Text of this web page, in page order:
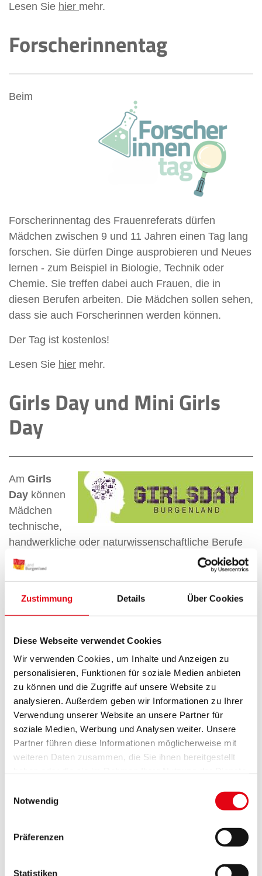
Zustimmung Details Über Cookies
Diese Webseite verwendet Cookies
Wir verwenden Cookies, um Inhalte und Anzeigen zu
personalisieren, Funktionen für soziale Medien anbieten
zu können und die Zugriffe auf unsere Website zu
analysieren. Außerdem geben wir Informationen zu Ihrer
Verwendung unserer Website an unsere Partner für
soziale Medien, Werbung und Analysen weiter. Unsere
Partner führen diese Informationen möglicherweise mit
weiteren Daten zusammen, die Sie ihnen bereitgestellt
Notwendig
Präferenzen
Statistiken
Lesen Sie hier mehr.
Forscherinnentag
Beim
Forscherinnentag des Frauenreferats dürfen
Mädchen zwischen 9 und 11 Jahren einen Tag lang
forschen. Sie dürfen Dinge ausprobieren und Neues
lernen - zum Beispiel in Biologie, Technik oder
Chemie. Sie treffen dabei auch Frauen, die in
diesen Berufen arbeiten. Die Mädchen sollen sehen,
dass sie auch Forscherinnen werden können.
Der Tag ist kostenlos!
Lesen Sie hier mehr.
Girls Day und Mini Girls
Day
Am Girls
Day können
Mädchen
technische,
handwerkliche oder naturwissenschaftliche Berufe
kennenlernen. Sie dürfen in Betrieben mitarbeiten
und neue DInge ausprobieren.
BeimMini Girls Day
(für Mädchen von 8 bis 10
Jahren) spielen, basteln und forschen Mädchen.
Mädchen sollen später selbst entscheiden, welchen
Beruf sie wollen - nicht nur typische Frauenberufe.
Lesen Sie hier mehr.
MonA-Net
ist eine